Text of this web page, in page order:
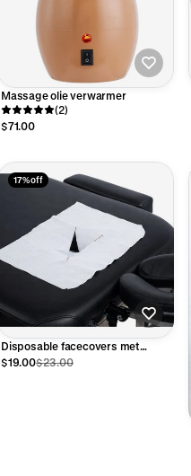
Massage olie verwarmer
(2)
$71.00
17% off
Disposable facecovers met
uitsparing massagetafel (100
$19.00$23.00